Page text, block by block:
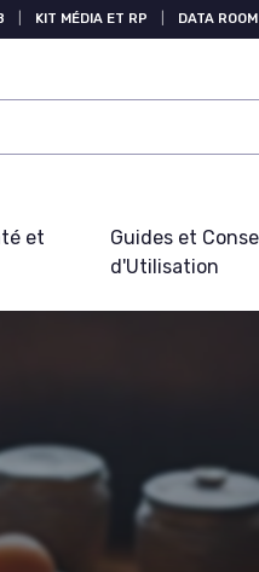
KIT MÉDIA ET RP DATA
et
Guides et
d'Utilisation